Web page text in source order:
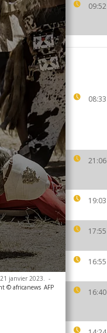
09:52
08:33
21:06
19:03
17:55
16:55
16:40
janvier 2023. -
© africanews AFP